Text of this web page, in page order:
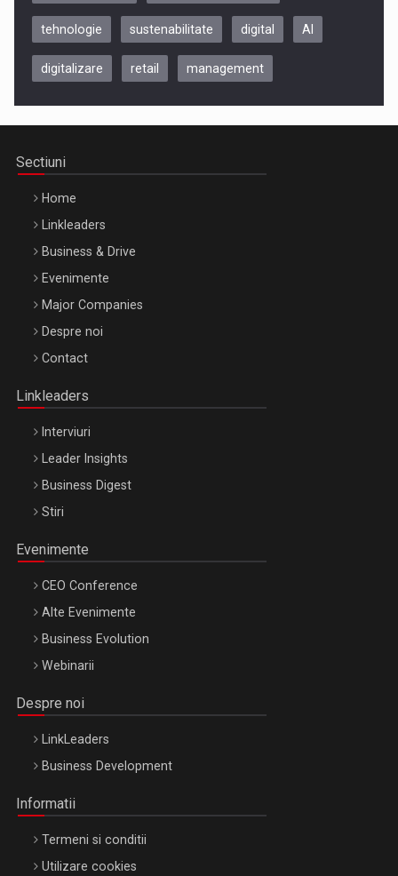
Be Inspired. Make it Happen!, CLUJ, 9 Decembrie
Be Inspired. Make it Happen!, ARTEMIS LETO, ORADEA, 8
Octombrie
tehnologie sustenabilitate digital AI
digitalizare retail management
Sectiuni
Home
Linkleaders
Business & Drive
Evenimente
Major Companies
Despre noi
Contact
Linkleaders
Interviuri
Leader Insights
Business Digest
Stiri
Evenimente
CEO Conference
Alte Evenimente
Business Evolution
Webinarii
Despre noi
LinkLeaders
Business Development
Informatii
Termeni si conditii
Utilizare cookies